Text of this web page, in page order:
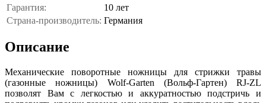
Гарантия:
10 лет
Страна-производитель: Германия
Описание
Механические поворотные ножницы для стрижки травы
(газонные ножницы) Wolf-Garten (Вольф-Гартен) RJ-ZL
позволят Вам с легкостью и аккуратностью подстричь и